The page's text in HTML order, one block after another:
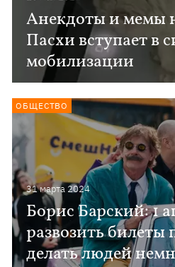
Анекдоты и мемы
Пасхи вступает в
мобилизации
31 марта 2024
Борис Барский: 1
развозить билеты
делать людей
ОБЩЕСТВО